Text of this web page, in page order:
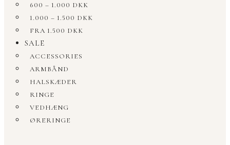
600 – 1.000 DKK
1.000 – 1.500 DKK
FRA 1.500 DKK
SALE
ACCESSORIES
ARMBÅND
HALSKÆDER
RINGE
VEDHÆNG
ØRERINGE